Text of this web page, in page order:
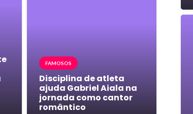
FAMOSOS
Disciplina de atleta
ajuda Gabriel Aiala na
jornada como cantor
romântico